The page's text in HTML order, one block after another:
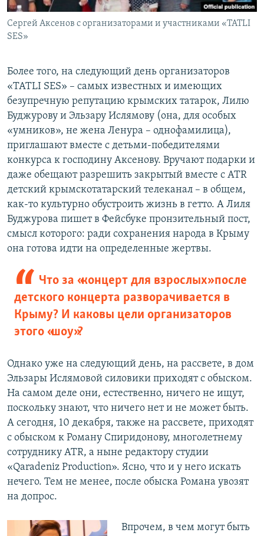
Сергей Аксенов с организаторами и участниками «TATLI
SES»
Более того, на следующий день организаторов
«TATLI SES» – самых известных и имеющих
безупречную репутацию крымских татарок, Лилю
Буджурову и Эльзару Ислямову (она, для особых
«умников», не жена Ленура – однофамилица),
приглашают вместе с детьми-победителями
конкурса к господину Аксенову. Вручают подарки и
даже обещают разрешить закрытый вместе с ATR
детский крымскотатарский телеканал – в общем,
как-то культурно обустроить жизнь в гетто. А Лиля
Буджурова пишет в Фейсбуке пронзительный пост,
смысл которого: ради сохранения народа в Крыму
она готова идти на определенные жертвы.
Что за «концерт для взрослых» после
детского концерта разворачивается в
Крыму? И каковы цели организаторов
этого «шоу»?
Однако уже на следующий день, на рассвете, в дом
Эльзары Ислямовой силовики приходят с обыском.
На самом деле они, естественно, ничего не ищут,
поскольку знают, что ничего нет и не может быть.
А сегодня, 10 декабря, также на рассвете, приходят
с обыском к Роману Спиридонову, многолетнему
сотруднику ATR, а ныне редактору студии
«Qaradeniz Production». Ясно, что и у него искать
нечего. Тем не менее, после обыска Романа увозят
на допрос.
Впрочем, в чем могут быть